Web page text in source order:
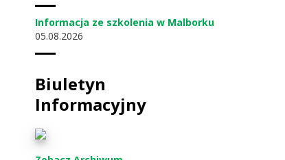
Informacja ze szkolenia w Malborku
05 08.2026
Biuletyn
Informacyjny